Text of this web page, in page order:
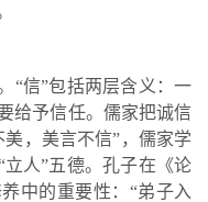
“信”包括两层含义：一
给予信任。儒家把诚信
，美言不信”，儒家学
人”五德。孔子在《论
中的重要性：“弟子入